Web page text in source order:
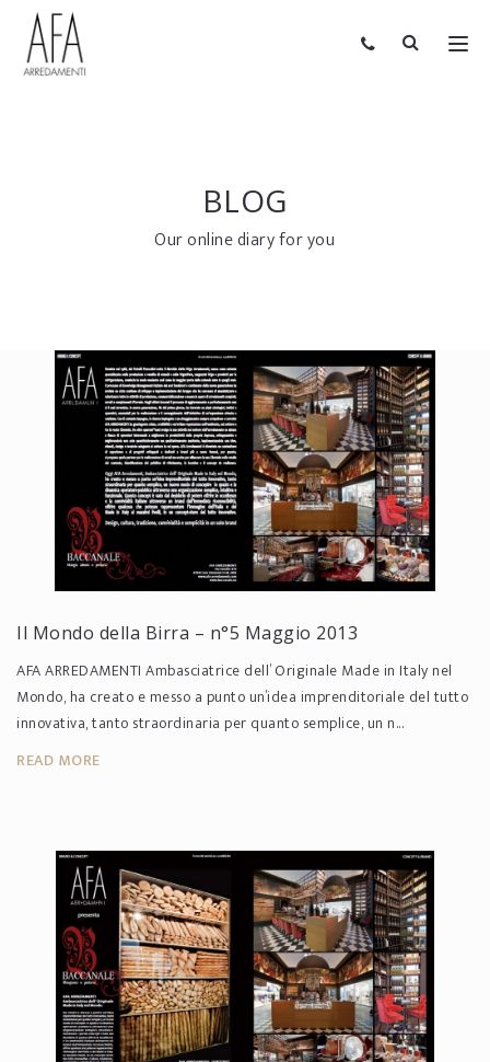
BLOG
Our online diary for you
Il Mondo della Birra – n°5 Maggio 2013
AFA ARREDAMENTI Ambasciatrice dell’ Originale Made in Italy nel
Mondo, ha creato e messo a punto un’idea imprenditoriale del tutto
innovativa, tanto straordinaria per quanto semplice, un n...
READ MORE